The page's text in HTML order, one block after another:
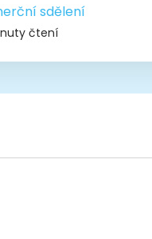
sdělení
čtení